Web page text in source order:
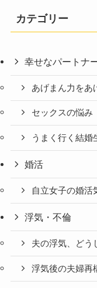
カテゴリー
幸せなパートナ
あげまん力をあ
セックスの悩み
うまく行く結婚
婚活
自立女子の婚活
浮気・不倫
夫の浮気、どう
浮気後の夫婦再